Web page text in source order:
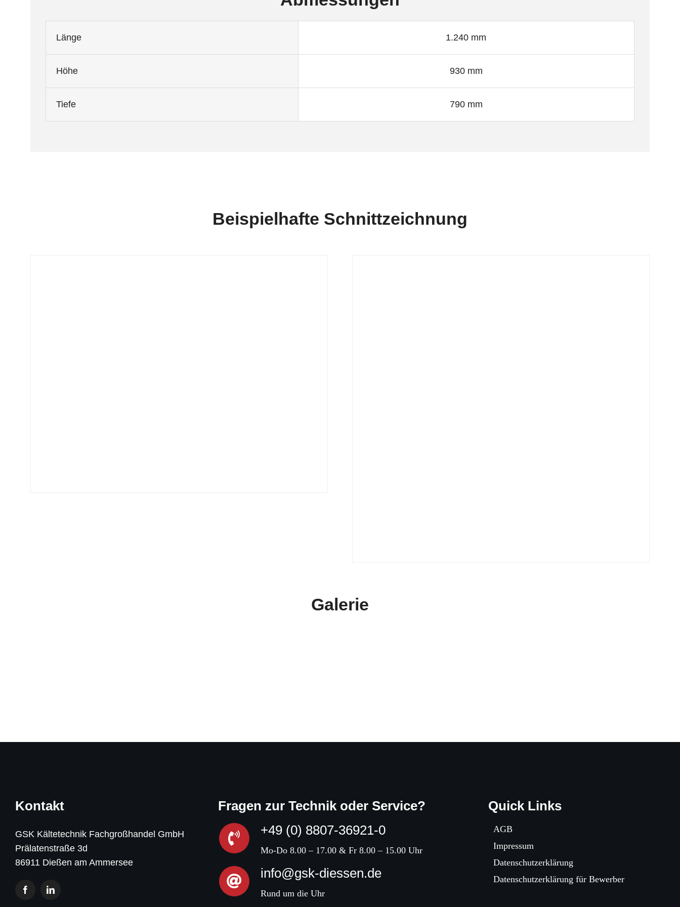
Länge 1.240 mm
Höhe 930 mm
Tiefe 790 mm
Beispielhafte Schnittzeichnung
Galerie
Kontakt
GSK Kältetechnik Fachgroßhandel GmbH
Prälatenstraße 3d
86911 Dießen am Ammersee
Fragen zur Technik oder Service?
+49 (0) 8807-36921-0
Mo-Do 8.00 – 17.00 & Fr 8.00 – 15.00 Uhr
info@gsk-diessen.de
Rund um die Uhr
Quick Links
AGB
Impressum
Datenschutzerklärung
Datenschutzerklärung für Bewerber